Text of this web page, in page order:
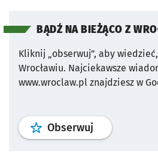
BĄDŹ NA BIEŻĄCO Z
Kliknij „obserwuj”, aby
Wrocławiu. Najciekawsze
www.wroclaw.pl znajdziesz w
Obserwuj profil